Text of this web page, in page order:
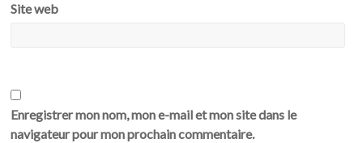
Site web
Enregistrer mon nom, mon e-mail et mon site dans le
navigateur pour mon prochain commentaire.